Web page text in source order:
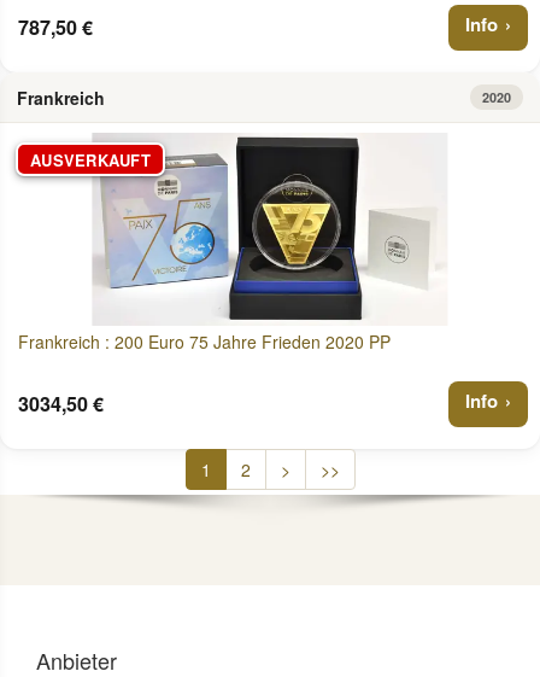
787,50 € Info
Frankreich 2020
AUSVERKAUFT
Frankreich : 200 Euro 75 Jahre Frieden 2020 PP
3034,50 € Info
1 2 > >>
Anbieter